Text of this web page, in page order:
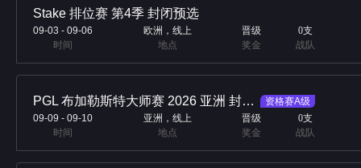
Stake 排位赛 第4季 封闭预选
09-03 - 09-06
时间
欧洲，线上
地点
晋级
奖金
0支
战队
PGL 布加勒斯特大师赛 2026 亚洲 封闭预选
资格赛A级
09-09 - 09-10
时间
亚洲，线上
地点
晋级
奖金
0支
战队